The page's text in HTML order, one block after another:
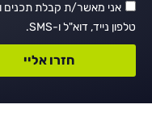
אני מאשר/ת קבלת תכנים
טלפון נייד, דוא"ל ו-SMS.
חזרו אליי